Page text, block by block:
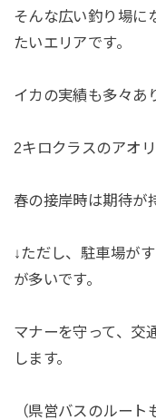
そんな広い釣り場に
たいエリアです。
イカの実績も多々あ
2キロクラスのアオ
春の接岸時は期待が
↓ただし、駐車場が
が多いです。
マナーを守って、交
します。
（県営バスのルー